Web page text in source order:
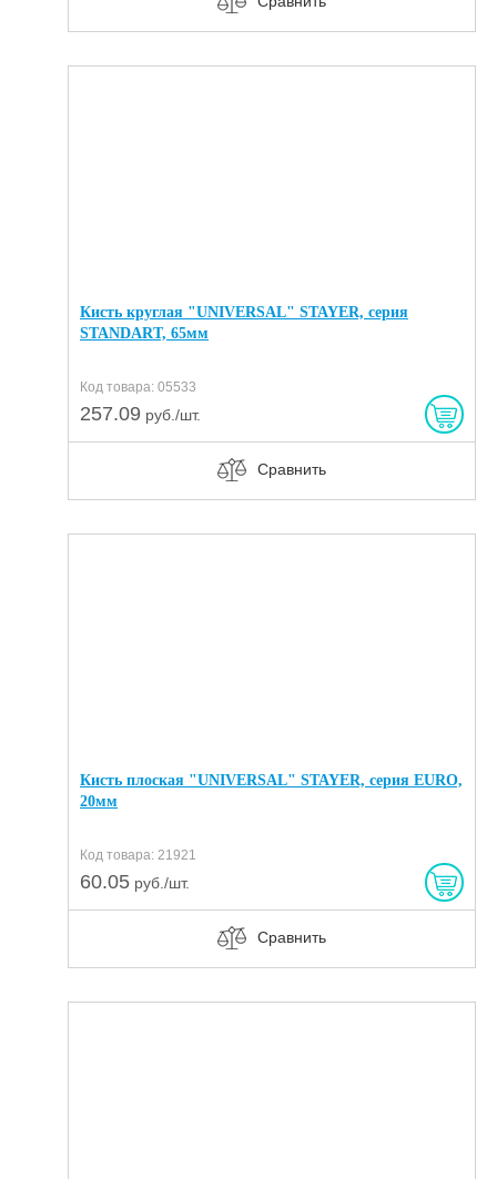
Кисть круглая "UNIVERSAL" STAYER, серия
STANDART, 65мм
Код товара: 05533
257.09 руб./шт.
Сравнить
Кисть плоская "UNIVERSAL" STAYER, серия EURO,
20мм
Код товара: 21921
60.05 руб./шт.
Сравнить